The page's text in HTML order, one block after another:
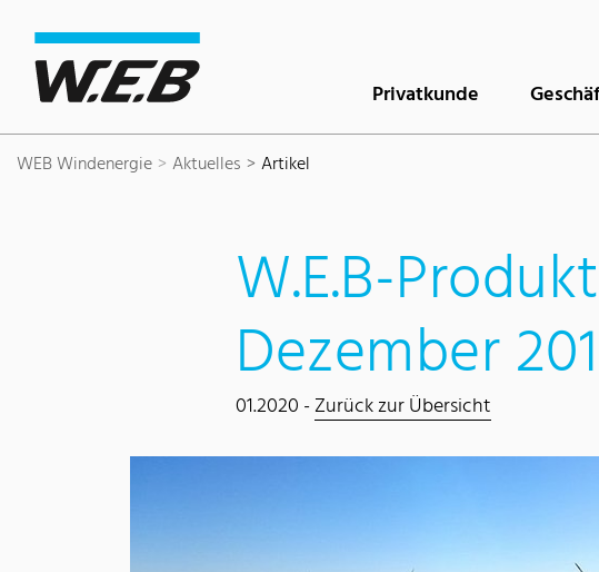
Privatkunde
WEB Windenergie Aktuelles Artikel
W.E.B-
Dezember
01.2020 -Zurück zur Übersicht